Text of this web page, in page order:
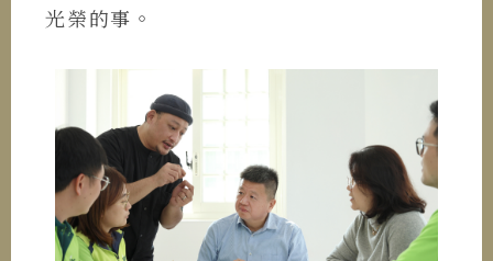
光榮的事。